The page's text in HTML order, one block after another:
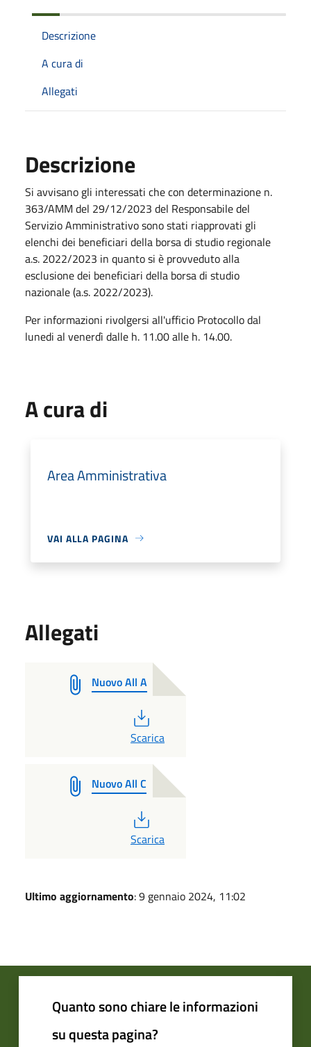
Descrizione
A cura di
Allegati
Descrizione
Si avvisano gli interessati che con determinazione n.
363/AMM del 29/12/2023 del Responsabile del
Servizio Amministrativo sono stati riapprovati gli
elenchi dei beneficiari della borsa di studio regionale
a.s. 2022/2023 in quanto si è provveduto alla
esclusione dei beneficiari della borsa di studio
nazionale (a.s. 2022/2023).
Per informazioni rivolgersi all'ufficio Protocollo dal
lunedi al venerdì dalle h. 11.00 alle h. 14.00.
A cura di
Area Amministrativa
VAI ALLA PAGINA
Allegati
Nuovo All A
PDF
Scarica
Nuovo All C
PDF
Scarica
Ultimo aggiornamento: 9 gennaio 2024, 11:02
Quanto sono chiare le informazioni
su questa pagina?